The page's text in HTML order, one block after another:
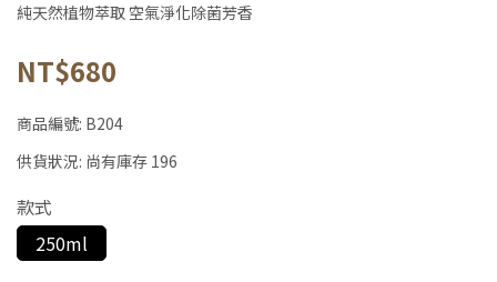
純天然植物萃取 空氣淨化除菌芳香
NT$680
商品編號: B204
供貨狀況: 尚有庫存 196
款式
250ml